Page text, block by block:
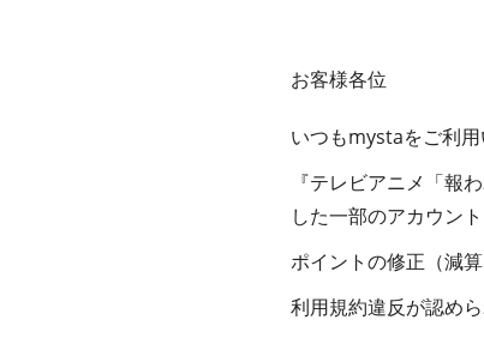
お客様各位
いつもmystaをご利用
『テレビアニメ「報
した一部のアカウン
ポイントの修正（減
利用規約違反が認め